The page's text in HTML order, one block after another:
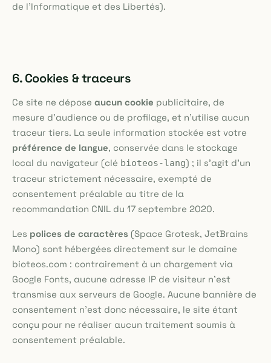
de l'Informatique et des Libertés).
6. Cookies & traceurs
Ce site ne dépose aucun cookie publicitaire, de
mesure d'audience ou de profilage, et n'utilise aucun
traceur tiers. La seule information stockée est votre
préférence de langue, conservée dans le stockage
local du navigateur (clé bioteos-lang) ; il s'agit d'un
traceur strictement nécessaire, exempté de
consentement préalable au titre de la
recommandation CNIL du 17 septembre 2020.
Les polices de caractères (Space Grotesk, JetBrains
Mono) sont hébergées directement sur le domaine
bioteos.com : contrairement à un chargement via
Google Fonts, aucune adresse IP de visiteur n'est
transmise aux serveurs de Google. Aucune bannière de
consentement n'est donc nécessaire, le site étant
conçu pour ne réaliser aucun traitement soumis à
consentement préalable.